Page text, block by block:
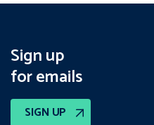
Sign up
for emails
SIGN UP